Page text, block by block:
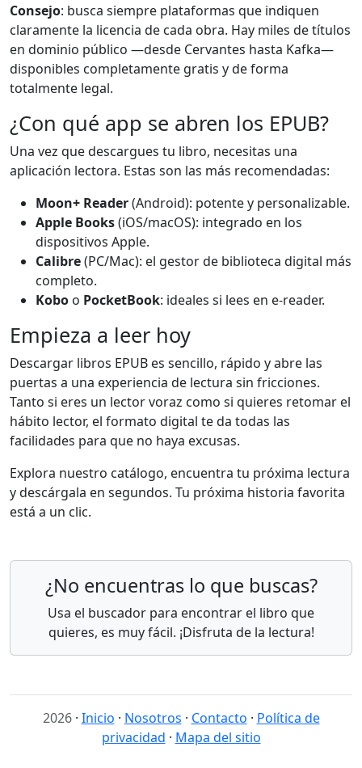
Consejo: busca siempre plataformas que indiquen
claramente la licencia de cada obra. Hay miles de títulos
en dominio público —desde Cervantes hasta Kafka—
disponibles completamente gratis y de forma
totalmente legal.
¿Con qué app se abren los EPUB?
Una vez que descargues tu libro, necesitas una
aplicación lectora. Estas son las más recomendadas:
Moon+ Reader(Android): potente y personalizable.
Apple Books(iOS/macOS): integrado en los
dispositivos Apple.
Calibre(PC/Mac): el gestor de biblioteca digital más
completo.
Kobo o PocketBook: ideales si lees en e-reader.
Empieza a leer hoy
Descargar libros EPUB es sencillo, rápido y abre las
puertas a una experiencia de lectura sin fricciones.
Tanto si eres un lector voraz como si quieres retomar el
hábito lector, el formato digital te da todas las
facilidades para que no haya excusas.
Explora nuestro catálogo, encuentra tu próxima lectura
y descárgala en segundos. Tu próxima historia favorita
está a un clic.
¿No encuentras lo que buscas?
Usa el buscador para encontrar el libro que
quieres, es muy fácil. ¡Disfruta de la lectura!
2026· Inicio · Nosotros · Contacto · Política de
privacidad · Mapa del sitio